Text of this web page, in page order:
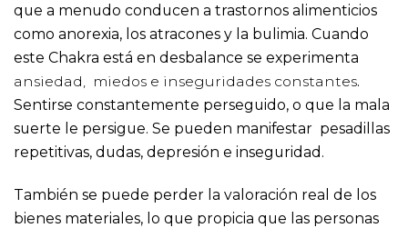
que a menudo conducen a trastornos alimenticios
como anorexia, los atracones y la bulimia. Cuando
este Chakra está en desbalance se experimenta
ansiedad, miedos e inseguridades constantes.
Sentirse constantemente perseguido, o que la mala
suerte le persigue. Se pueden manifestar pesadillas
repetitivas, dudas, depresión e inseguridad.
También se puede perder la valoración real de los
bienes materiales, lo que propicia que las personas